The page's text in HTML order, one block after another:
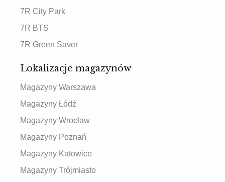
7R City Park
7R BTS
7R Green Saver
Lokalizacje magazynów
Magazyny Warszawa
Magazyny Łódź
Magazyny Wrocław
Magazyny Poznań
Magazyny Katowice
Magazyny Trójmiasto